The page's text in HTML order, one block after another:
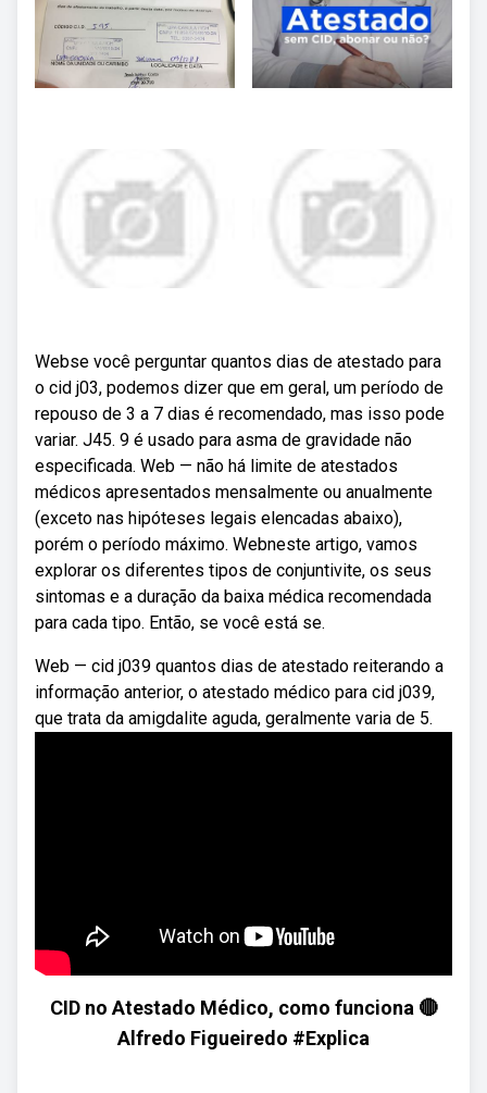
Webse você perguntar quantos dias de atestado para
o cid j03, podemos dizer que em geral, um período de
repouso de 3 a 7 dias é recomendado, mas isso pode
variar. J45. 9 é usado para asma de gravidade não
especificada. Web — não há limite de atestados
médicos apresentados mensalmente ou anualmente
(exceto nas hipóteses legais elencadas abaixo),
porém o período máximo. Webneste artigo, vamos
explorar os diferentes tipos de conjuntivite, os seus
sintomas e a duração da baixa médica recomendada
para cada tipo. Então, se você está se.
Web — cid j039 quantos dias de atestado reiterando a
informação anterior, o atestado médico para cid j039,
que trata da amigdalite aguda, geralmente varia de 5.
CID no Atestado Médico, como funciona 🔴
Alfredo Figueiredo #Explica